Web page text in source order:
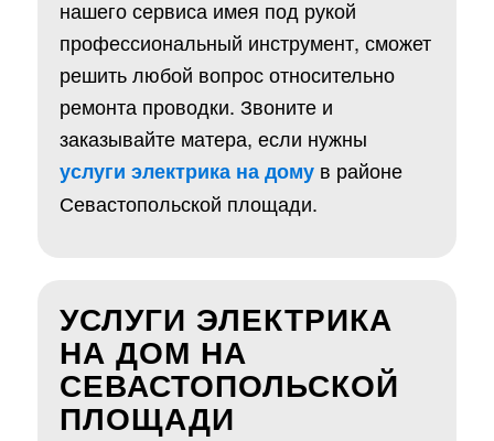
нашего сервиса имея под рукой
профессиональный инструмент, сможет
решить любой вопрос относительно
ремонта проводки. Звоните и
заказывайте матера, если нужны
услуги электрика на домув районе
Севастопольской площади.
УСЛУГИ ЭЛЕКТРИКА
НА ДОМ НА
СЕВАСТОПОЛЬСКОЙ
ПЛОЩАДИ